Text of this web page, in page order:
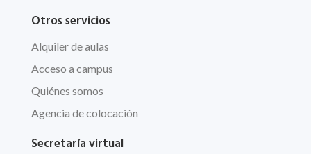
Otros servicios
Alquiler de aulas
Acceso a campus
Quiénes somos
Agencia de colocación
Secretaría virtual